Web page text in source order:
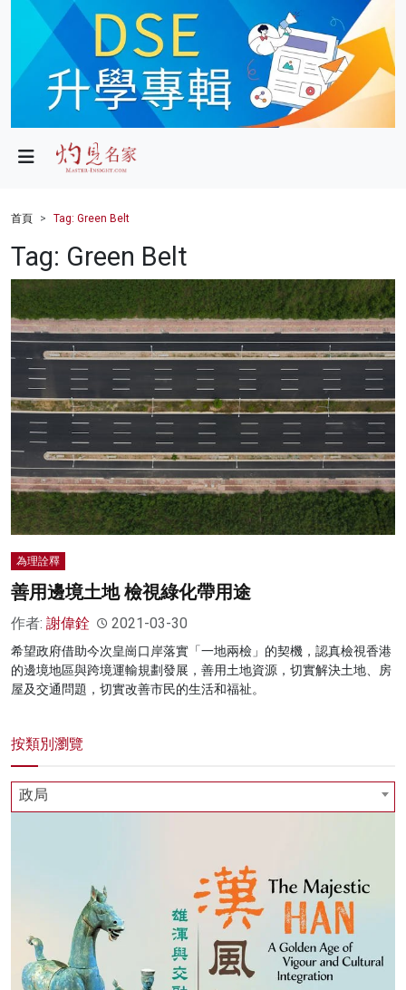
政局
財經
健康
商業
科技
影片
名家榜
灼見活動
關於我們
首頁 Tag: Green Belt
Tag: Green Belt
為理詮釋
善用邊境土地 檢視綠化帶用途
作者: 謝偉銓 2021-03-30
希望政府借助今次皇崗口岸落實「一地兩檢」的契機，認真檢視香港
的邊境地區與跨境運輸規劃發展，善用土地資源，切實解決土地、房
屋及交通問題，切實改善市民的生活和福祉。
按類別瀏覽
政局